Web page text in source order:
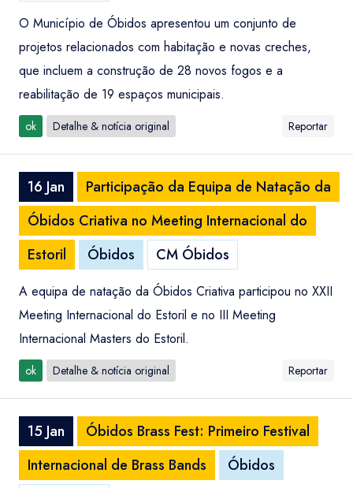
O Município de Óbidos apresentou um conjunto de
projetos relacionados com habitação e novas creches,
que incluem a construção de 28 novos fogos e a
reabilitação de 19 espaços municipais.
ok Detalhe & notícia original Reportar
16 Jan
Participação da Equipa de Natação da
Óbidos Criativa no Meeting Internacional do
Estoril
Óbidos CM Óbidos
A equipa de natação da Óbidos Criativa participou no XXII
Meeting Internacional do Estoril e no III Meeting
Internacional Masters do Estoril.
ok Detalhe & notícia original Reportar
15 Jan
Óbidos Brass Fest: Primeiro Festival
Internacional de Brass Bands
Óbidos